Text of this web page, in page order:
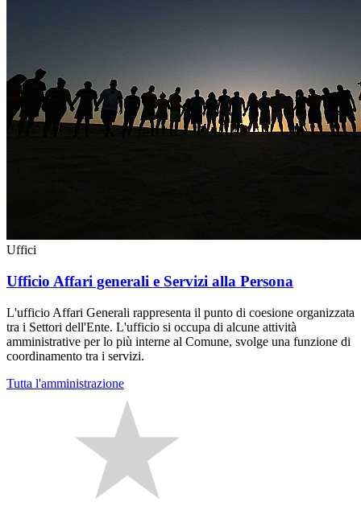
Uffici
Ufficio Affari generali e Servizi alla Persona
L'ufficio Affari Generali rappresenta il punto di coesione organizzata
tra i Settori dell'Ente. L'ufficio si occupa di alcune attività
amministrative per lo più interne al Comune, svolge una funzione di
coordinamento tra i servizi.
Tutta l'amministrazione